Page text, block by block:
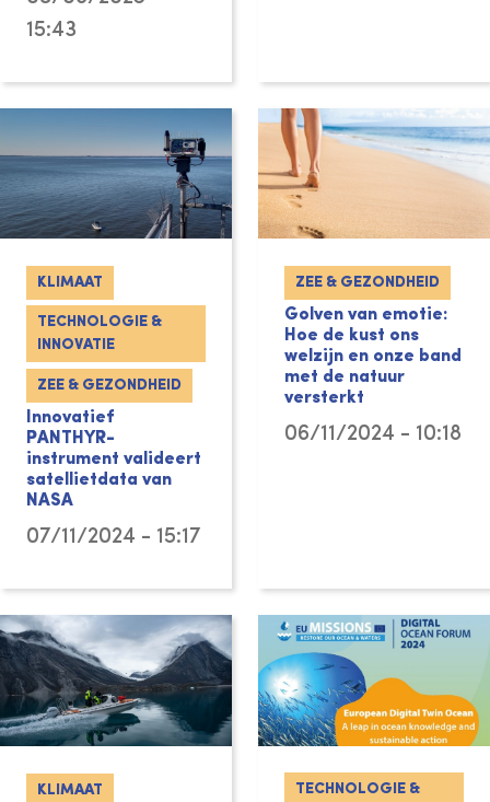
15:43
KLIMAAT
TECHNOLOGIE &
INNOVATIE
ZEE & GEZONDHEID
Innovatief
PANTHYR-
instrument valideert
satellietdata van
NASA
07/11/2024 - 15:17
ZEE & GEZONDHEID
Golven van emotie:
Hoe de kust ons
welzijn en onze band
met de natuur
versterkt
06/11/2024 - 10:18
KLIMAAT
TECHNOLOGIE &